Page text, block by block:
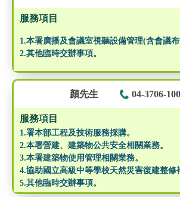
服務項目
1.本署廣播及會議室視聽設備管理(含會議布
2.其他臨時交辦事項。
顏先生 04-3706-
服務項目
1.署本部工程及技術服務採購。
2.本署營建、建築物公共安全相關業務。
3.本署建築物使用管理相關業務。
4.協助國立高級中等學校天然災害復建整修
5.其他臨時交辦事項。